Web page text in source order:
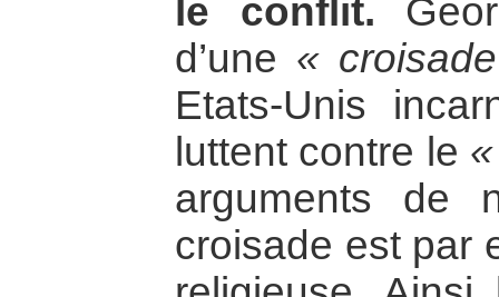
le conflit.
d’une «
Etats-Unis
luttent contre le
arguments de
croisade est par